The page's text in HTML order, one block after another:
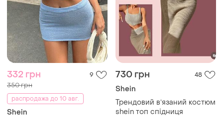
332 грн 9
350 грн
распродажа до 10 авг.
Shein
730 грн 48
Shein
Трендовий вʼязаний костюм
shein топ спідниця